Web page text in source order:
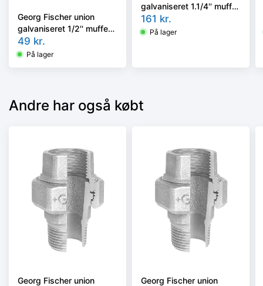
Georg Fischer union
galvaniseret 1/2'' muffe-
nippel
49 kr.
På lager
galvaniseret 1.1/4'' muffe-
muffe
161 kr.
På lager
Andre har også købt
Georg Fischer union
Georg Fischer union